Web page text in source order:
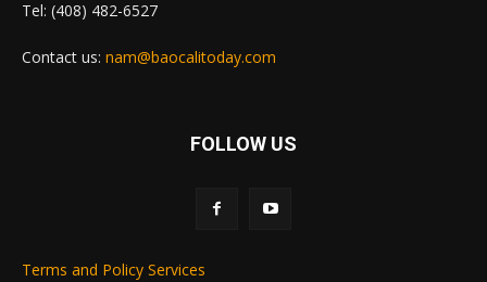
Tel: (408) 482-6527
Contact us: nam@baocalitoday.com
FOLLOW US
Terms and Policy Services